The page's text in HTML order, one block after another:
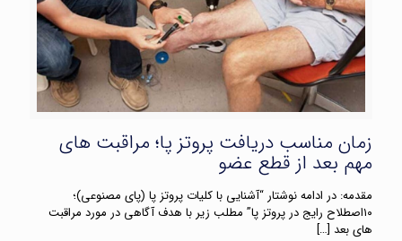
زمان مناسب دریافت پروتز پا؛ مراقبت های
مهم بعد از قطع عضو
مقدمه: در ادامه نوشتار “آشنایی با کلیات پروتز پا (پای مصنوعی)؛
۱۰اصطلاح رایج در پروتز پا” مطلب زیر با هدف آگاهی در مورد مراقبت
های بعد […]